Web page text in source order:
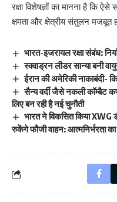
रक्षा विशेषज्ञों का मानना है कि
क्षमता और क्षेत्रीय संतुलन मजबूत
भारत-इजरायल रक्षा संबंध:
स्क्वाड्रन लीडर सान्या बनी
ईरान की अमेरिकी नाकाबंदी-
सैन्य वर्दी जैसे नकली कॉम्बैट
लिए बन रही है नई चुनौती
भारत ने विकसित किया XWG
रुकेंगे फौजी वाहन: आत्मनिर्भरता